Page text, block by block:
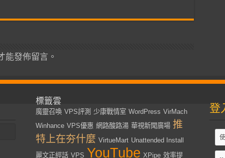
能發佈留言。
標籤雲
魔靈召喚 VPS評測 少康戰情室 WordPress VirMach
Winhance VPS優惠 網路酸路湯 華視新聞廣場 推
特上在夯什麼 VirtueMart Unattended Install
麗文正經話 VPS YouTube XPipe 效率提
登